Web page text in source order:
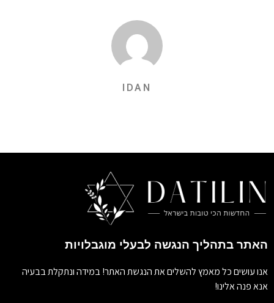
IDAN
האתר בתהליך הנגשה לבעלי מוגבלויות
אנו עושים כל מאמץ להשלים את הנגשת האתר! במידה ונתקלת בבעיה
אנא פנה אלינו!